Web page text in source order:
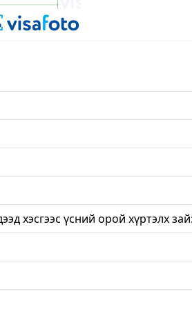
хэсгээс үсний орой хүртэлх